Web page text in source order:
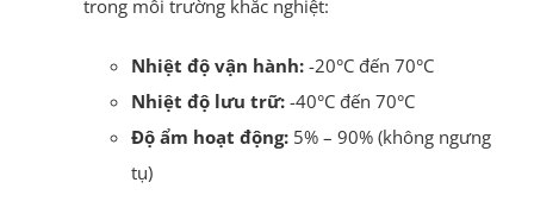
trong môi trường khắc nghiệt:
Nhiệt độ vận hành:-20°C đến 70°C
Nhiệt độ lưu trữ:-40°C đến 70°C
Độ ẩm hoạt động:5% – 90% (không ngưng
tụ)